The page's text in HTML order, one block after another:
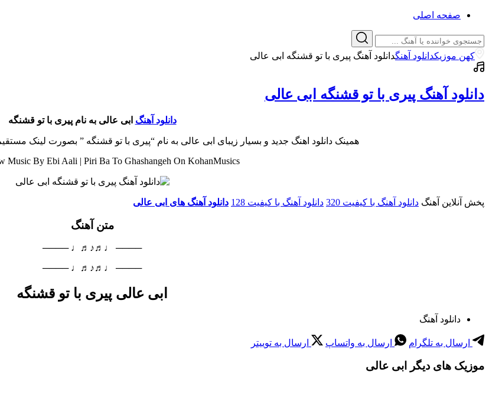
صفحه اصلی
کهن موزیکدانلود آهنگدانلود آهنگ پیری با تو قشنگه ابی عالی
دانلود آهنگ پیری با تو قشنگه ابی عالی
دانلود آهنگ ابی عالی به نام پیری با تو قشنگه
همینک دانلود اهنگ جدید و بسیار زیبای ابی عالی به نام “پیری با تو قشنگه ” بصورت لینک
Music By Ebi Aali | Piri Ba To Ghashangeh On KohanMusics
پخش آنلاین آهنگ دانلود آهنگ با کیفیت 320 دانلود آهنگ با کیفیت 128 دانلود آهنگ های ابی عالی
متن آهنگ
──── ♩♬♪♬♩ ────
──── ♩♬♪♬♩ ────
ابی عالی پیری با تو قشنگه
دانلود آهنگ
ارسال به تلگرام ارسال به واتساپ ارسال به توییتر
موزیک های دیگر ابی عالی